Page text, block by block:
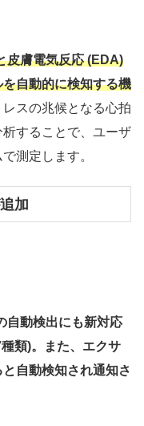
皮膚電気反応 (EDA)
自動的に検知する機
レスの兆候となる心拍
することで、ユーザ
測定します。
加
自動検出にも新対応
類)。また、エクサ
自動検知され通知さ